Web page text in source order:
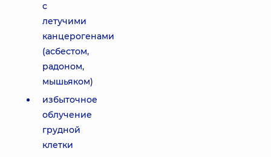
с
летучими
канцерогенами
(асбестом,
радоном,
мышьяком)
избыточное
облучение
грудной
клетки